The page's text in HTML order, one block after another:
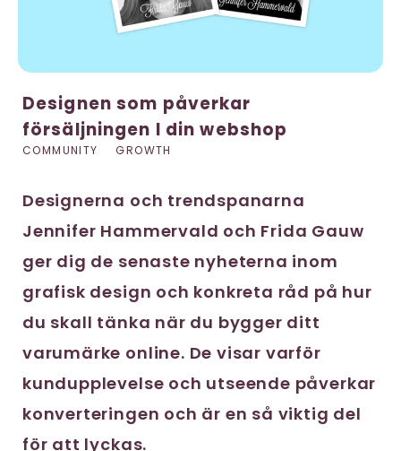
Designen som påverkar
försäljningen I din webshop
COMMUNITY GROWTH
Designerna och trendspanarna
Jennifer Hammervald och Frida Gauw
ger dig de senaste nyheterna inom
grafisk design och konkreta råd på hur
du skall tänka när du bygger ditt
varumärke online. De visar varför
kundupplevelse och utseende påverkar
konverteringen och är en så viktig del
för att lyckas.